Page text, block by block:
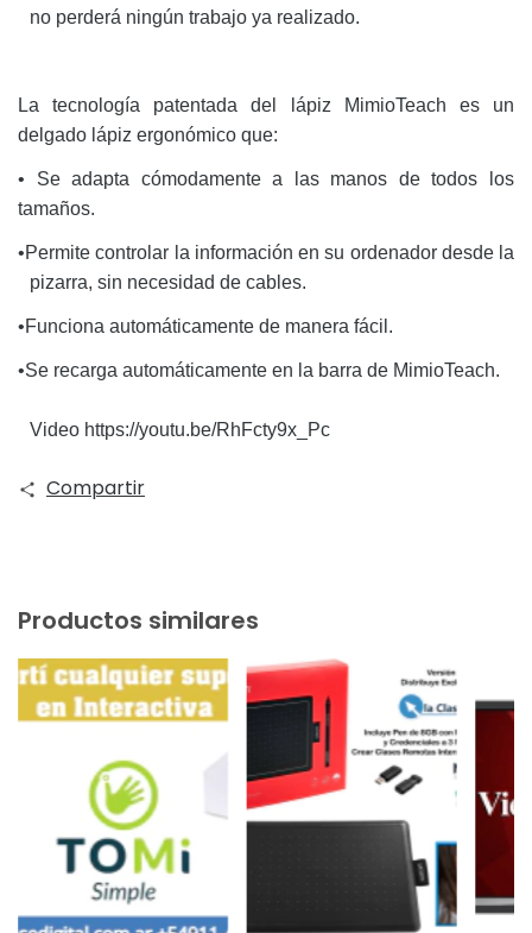
no perderá ningún trabajo ya realizado.
La tecnología patentada del lápiz MimioTeach es un
delgado lápiz ergonómico que:
• Se adapta cómodamente a las manos de todos los
tamaños.
•Permite controlar la información en su ordenador desde la
pizarra, sin necesidad de cables.
•Funciona automáticamente de manera fácil.
•Se recarga automáticamente en la barra de MimioTeach.
Video https://youtu.be/RhFcty9x_Pc
Compartir
Productos similares